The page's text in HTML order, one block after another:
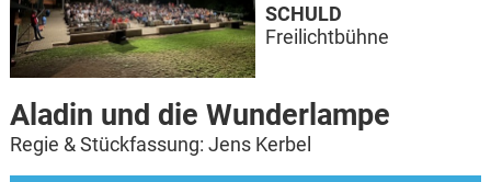
Aladin und die Wunderlampe
Regie & Stückfassung: Jens Kerbel
SCHULD
Freilichtbühne